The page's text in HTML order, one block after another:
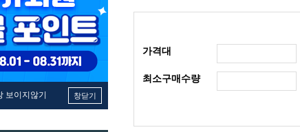
보이지않기 창닫기
가격대
최소구매수량